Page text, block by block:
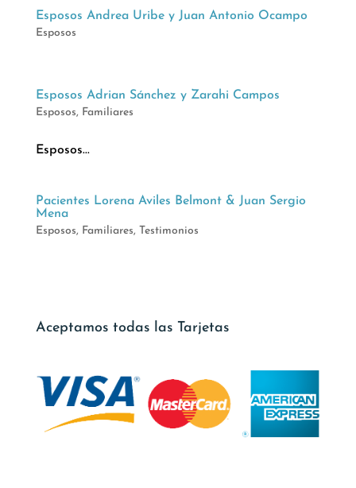
Esposos Andrea Uribe y Juan Antonio Ocampo
Esposos
Esposos Adrian Sánchez y Zarahi Campos
Esposos, Familiares
Esposos...
Pacientes Lorena Aviles Belmont & Juan Sergio
Mena
Esposos, Familiares, Testimonios
Aceptamos todas las Tarjetas